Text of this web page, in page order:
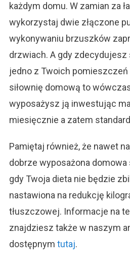
każdym domu. W zamian za
wykorzystaj dwie złączone
wykonywaniu brzuszków
drzwiach. A gdy
jedno z Twoich pomieszczeń
siłownię domową to
wyposażysz ją inwestując
miesięcznie a zatem
Pamiętaj również, że nawet
dobrze wyposażona domowa
gdy Twoja dieta nie będzie
nastawiona na redukcję
tłuszczowej. Informacje na
znajdziesz także w naszym
dostępnym tutaj.